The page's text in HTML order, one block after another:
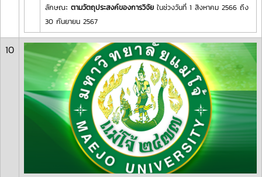
ลักษณะ ตามวัตถุประสงค์ของการวิจัย ในช่วงวันที่ 1 สิงหาคม 2566 ถึง
30 กันยายน 2567
10